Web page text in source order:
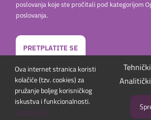
poslovanja koje ste pročitali pod kategorijom
poslovanja.
PRETPLATITE SE
Copyright Matulji Tours d.o.o.|
Ova internet stranica koristi
kolačiće (tzv. cookies) za
pružanje boljeg korisničkog
iskustva i funkcionalnosti.
Saznaj više